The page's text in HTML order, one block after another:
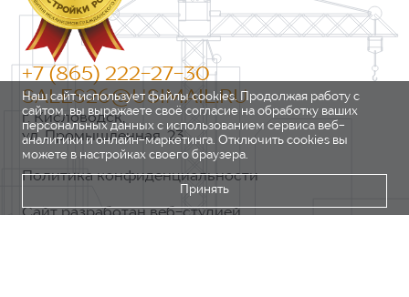
+7 (865) 222-27-30
SALES26@USIMAIL.RU
г. Кисловодск,
ул. Промышленная, 23
Политика конфиденциальности
Сайт разработан веб-студией
Наш сайт использует файлы cookies. Продолжая работу с
сайтом, вы выражаете своё согласие на обработку ваших
персональных данных с использованием сервиса веб-
аналитики и онлайн-маркетинга. Отключить cookies вы
можете в настройках своего браузера.
Принять